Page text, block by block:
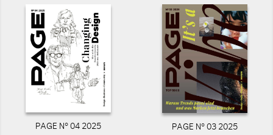
PAGE N° 04 2025 PAGE N° 03 2025